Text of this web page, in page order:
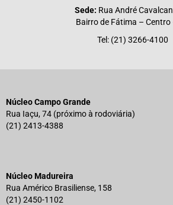
Sede: Rua André
Bairro de Fátima – Centro
Tel: (21) 3266-4100
Núcleo Campo Grande
Rua Iaçu, 74 (próximo à rodoviária)
(21) 2413-4388
Núcleo Madureira
Rua Américo Brasiliense, 158
(21) 2450-1102